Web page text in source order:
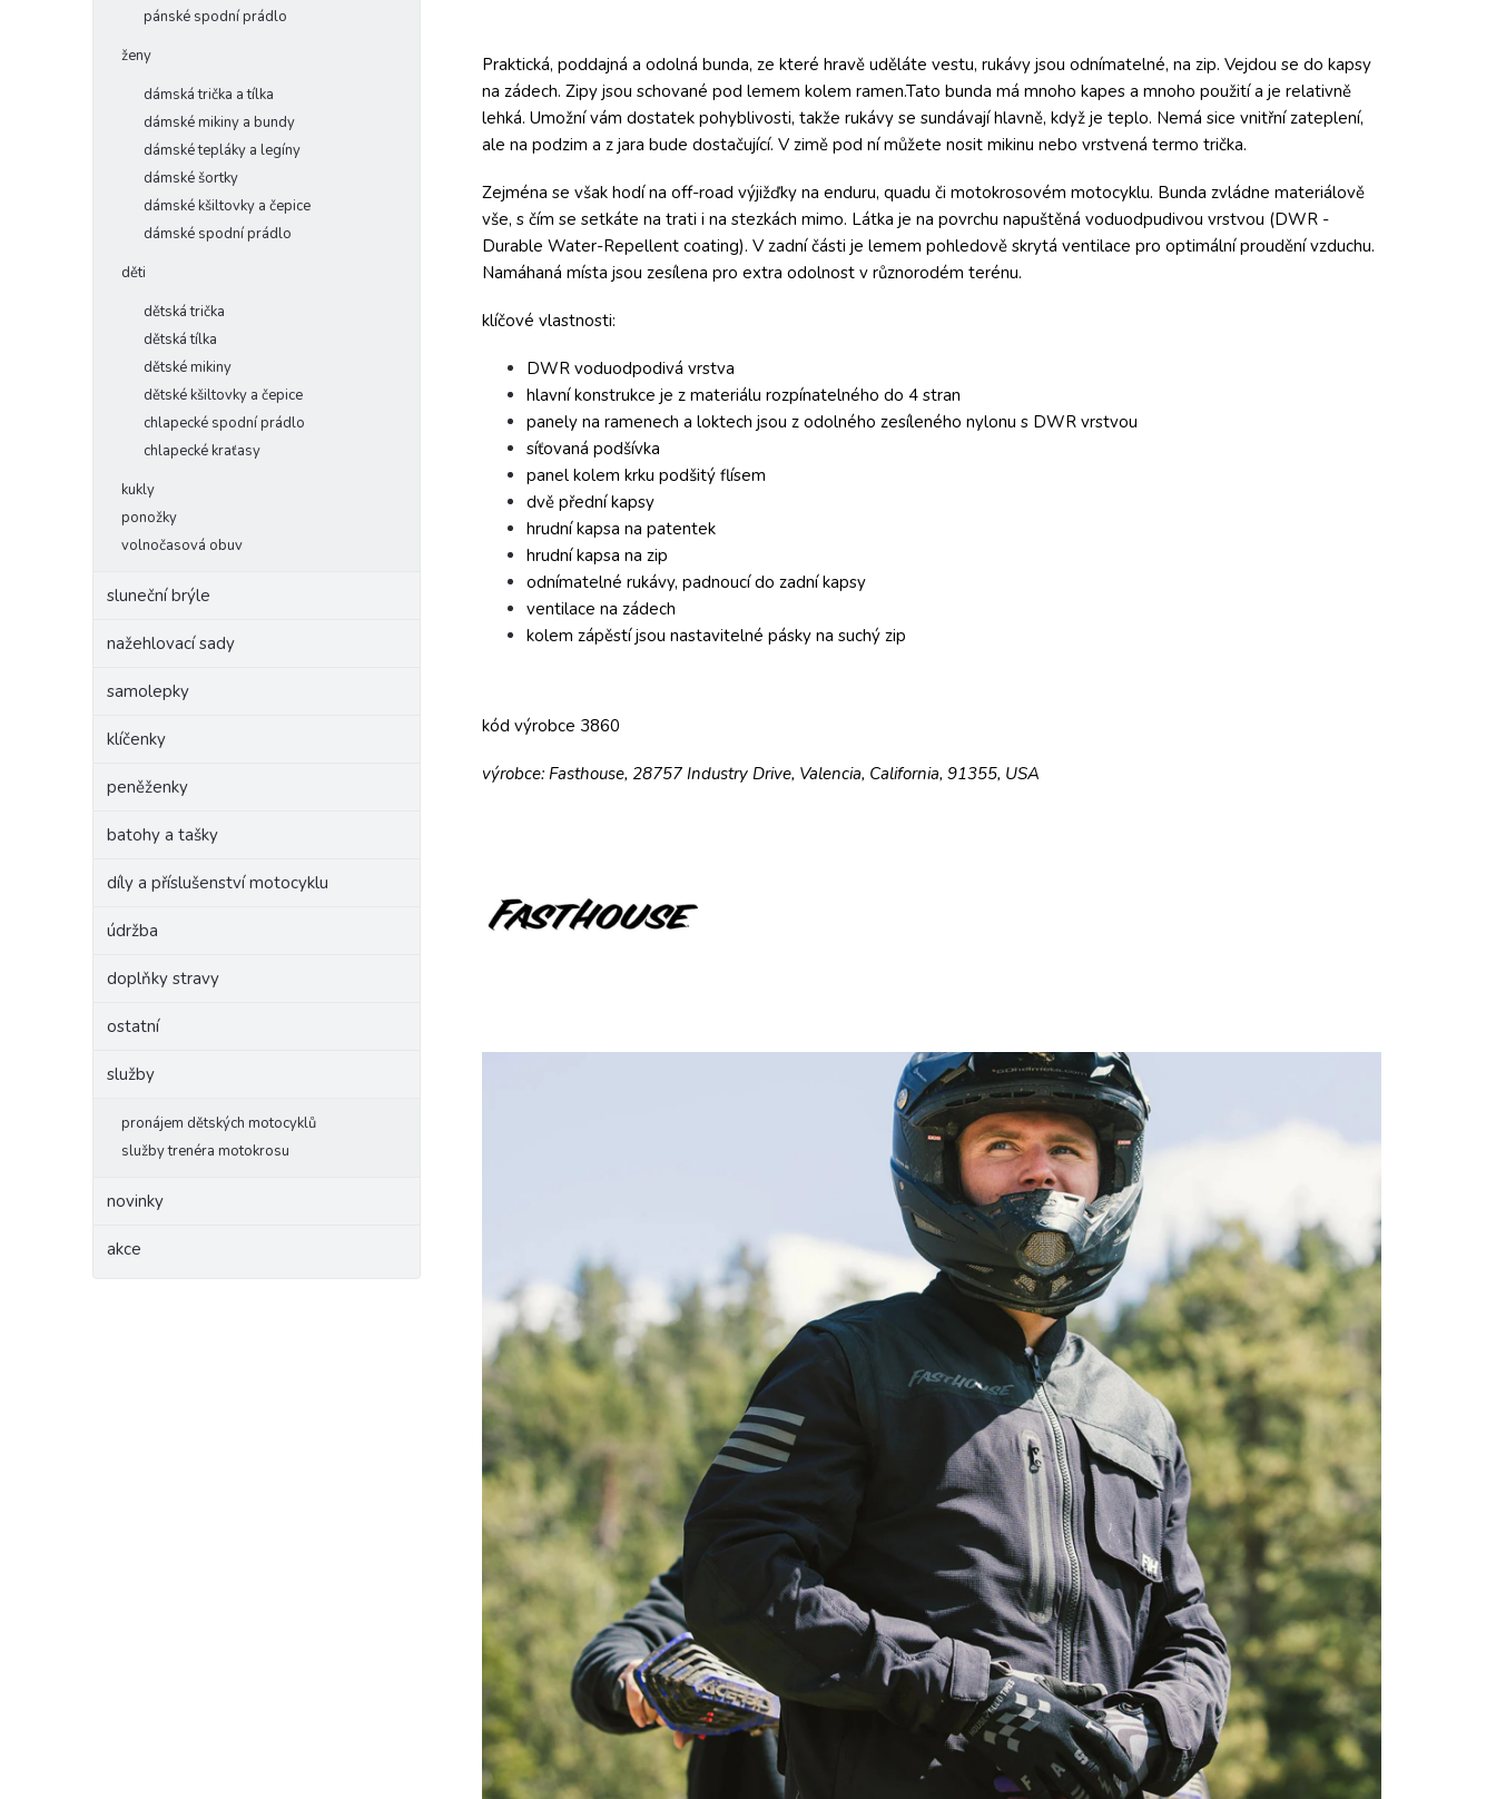
pánské spodní prádlo
ženy
dámská trička a tílka
dámské mikiny a bundy
dámské tepláky a legíny
dámské šortky
dámské kšiltovky a čepice
dámské spodní prádlo
děti
dětská trička
dětská tílka
dětské mikiny
dětské kšiltovky a čepice
chlapecké spodní prádlo
chlapecké kraťasy
kukly
ponožky
volnočasová obuv
sluneční brýle
nažehlovací sady
samolepky
klíčenky
peněženky
batohy a tašky
díly a příslušenství motocyklu
údržba
doplňky stravy
ostatní
služby
pronájem dětských motocyklů
služby trenéra motokrosu
novinky
akce
Praktická, poddajná a odolná bunda, ze které hravě uděláte vestu, rukávy jsou odnímatelné, na zip. Vejdou se do kapsy
na zádech. Zipy jsou schované pod lemem kolem ramen.Tato bunda má mnoho kapes a mnoho použití a je relativně
lehká. Umožní vám dostatek pohyblivosti, takže rukávy se sundávají hlavně, když je teplo. Nemá sice vnitřní zateplení,
ale na podzim a z jara bude dostačující. V zimě pod ní můžete nosit mikinu nebo vrstvená termo trička.
Zejména se však hodí na off-road výjižďky na enduru, quadu či motokrosovém motocyklu. Bunda zvládne materiálově
vše, s čím se setkáte na trati i na stezkách mimo. Látka je na povrchu napuštěná voduodpudivou vrstvou (DWR -
Durable Water-Repellent coating). V zadní části je lemem pohledově skrytá ventilace pro optimální proudění vzduchu.
Namáhaná místa jsou zesílena pro extra odolnost v různorodém terénu.
klíčové vlastnosti:
DWR voduodpodivá vrstva
hlavní konstrukce je z materiálu rozpínatelného do 4 stran
panely na ramenech a loktech jsou z odolného zesíleného nylonu s DWR vrstvou
síťovaná podšívka
panel kolem krku podšitý flísem
dvě přední kapsy
hrudní kapsa na patentek
hrudní kapsa na zip
odnímatelné rukávy, padnoucí do zadní kapsy
ventilace na zádech
kolem zápěstí jsou nastavitelné pásky na suchý zip
kód výrobce 3860
výrobce: Fasthouse, 28757 Industry Drive, Valencia, California, 91355, USA